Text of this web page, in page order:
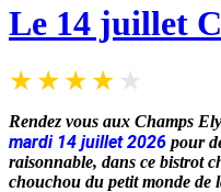
Le 14 juillet
Rendez vous aux Champs
mardi 14 juillet 2026 pour
raisonnable, dans ce bistrot
chouchou du petit monde de